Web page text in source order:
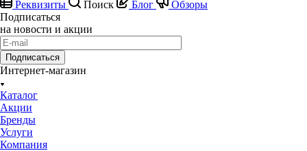
Реквизиты
Поиск Блог
Обзоры
Подписаться
на новости и акции
Подписаться
Интернет-магазин
Каталог
Акции
Бренды
Услуги
Компания